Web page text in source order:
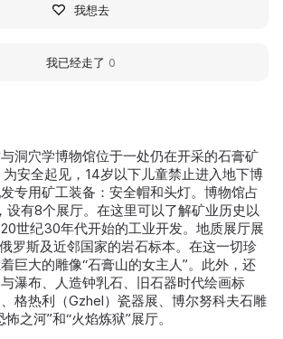
洞穴学博物馆位于一处仍在开采的石膏矿
安全起见，14岁以下儿童禁止进入地下博
专用矿工装备：安全帽和头灯。博物馆占
有8个展厅。在这里可以了解矿业历史以
世纪30年代开始的工业开发。地质展厅展
罗斯及近邻国家的岩石标本。在这一切珍
巨大的雕像“石膏山的女主人”。此外，还
瀑布、人造钟乳石、旧石器时代绘画标
格热利（Gzhel）瓷器展、博尔努科夫石雕
之河”和“火焰炼狱”展厅。
我想去
我已经走了 0